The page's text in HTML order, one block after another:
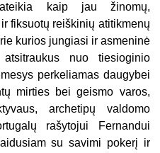
kaip jau žinomų,
fiksuotų reiškinių atitikmenų
kurios jungiasi ir asmeninė
nuo tiesioginio
perkeliamas daugybei
mirties bei geismo varos,
archetipų valdomo
rašytojui Fernandui
su savimi pokerį ir